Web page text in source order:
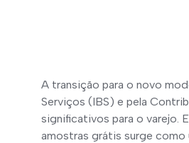
A transição para o novo
Serviços (IBS) e pela
significativos para o varejo.
amostras grátis surge como